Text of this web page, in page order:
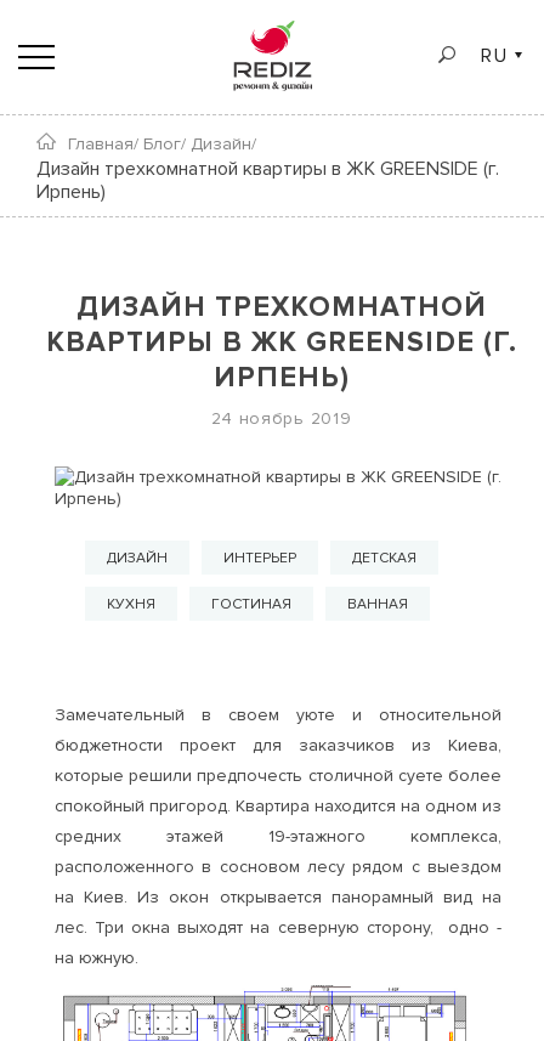
RU
Главная/ Блог/ Дизайн/
Дизайн трехкомнатной квартиры в ЖК GREENSIDE (г.
Ирпень)
ДИЗАЙН ТРЕХКОМНАТНОЙ
КВАРТИРЫ В ЖК GREENSIDE (Г.
ИРПЕНЬ)
24 ноябрь 2019
ДИЗАЙН ИНТЕРЬЕР ДЕТСКАЯ
КУХНЯ ГОСТИНАЯ ВАННАЯ
Замечательный в своем уюте и относительной
бюджетности проект для заказчиков из Киева,
которые решили предпочесть столичной суете более
спокойный пригород. Квартира находится на одном из
средних этажей 19-этажного комплекса,
расположенного в сосновом лесу рядом с выездом
на Киев. Из окон открывается панорамный вид на
лес. Три окна выходят на северную сторону, одно -
на южную.